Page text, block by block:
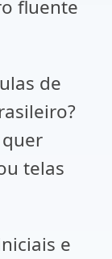
fluente
de
telas
e